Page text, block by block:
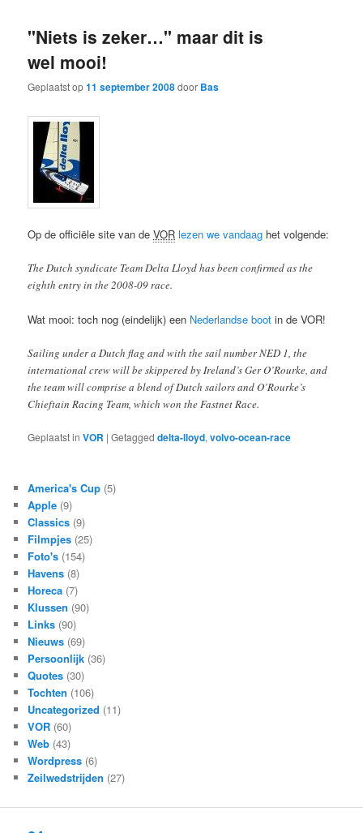
"Niets is zeker…" maar dit is
wel mooi!
Geplaatst op11 september 2008door Bas
Op de officiële site van deVOR lezen we vandaag het volgende:
The Dutch syndicate Team Delta Lloyd has been confirmed as the
eighth entry in the 2008-09 race.
Wat mooi: toch nog (eindelijk) een Nederlandse boot in de VOR!
Sailing under a Dutch flag and with the sail number NED 1, the
international crew will be skippered by Ireland’s Ger O’Rourke, and
the team will comprise a blend of Dutch sailors and O’Rourke’s
Chieftain Racing Team, which won the Fastnet Race.
Geplaatst in VOR |Getagged delta-lloyd,volvo-ocean-race
America's Cup (5)
Apple (9)
Classics (9)
Filmpjes (25)
Foto's (154)
Havens (8)
Horeca (7)
Klussen (90)
Links (90)
Nieuws (69)
Persoonlijk (36)
Quotes (30)
Tochten (106)
Uncategorized (11)
VOR (60)
Web (43)
Wordpress (6)
Zeilwedstrijden (27)